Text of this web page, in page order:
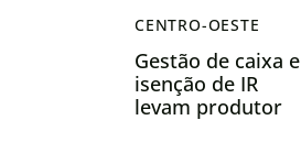
CENTRO-OESTE
Gestão de caixa e
isenção de IR
levam produtor